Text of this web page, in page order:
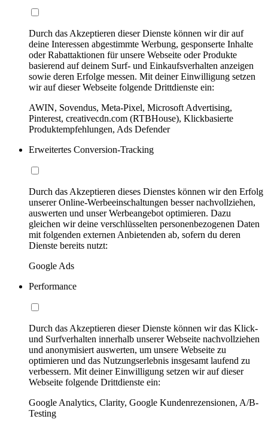
Durch das Akzeptieren dieser Dienste können wir dir auf
deine Interessen abgestimmte Werbung, gesponserte Inhalte
oder Rabattaktionen für unsere Webseite oder Produkte
basierend auf deinem Surf- und Einkaufsverhalten anzeigen
sowie deren Erfolge messen. Mit deiner Einwilligung setzen
wir auf dieser Webseite folgende Drittdienste ein:
AWIN, Sovendus, Meta-Pixel, Microsoft Advertising,
Pinterest, creativecdn.com (RTBHouse), Klickbasierte
Produktempfehlungen, Ads Defender
Erweitertes Conversion-Tracking
Durch das Akzeptieren dieses Dienstes können wir den Erfolg
unserer Online-Werbeeinschaltungen besser nachvollziehen,
auswerten und unser Werbeangebot optimieren. Dazu
gleichen wir deine verschlüsselten personenbezogenen Daten
mit folgenden externen Anbietenden ab, sofern du deren
Dienste bereits nutzt:
Google Ads
Performance
Durch das Akzeptieren dieser Dienste können wir das Klick-
und Surfverhalten innerhalb unserer Webseite nachvollziehen
und anonymisiert auswerten, um unsere Webseite zu
optimieren und das Nutzungserlebnis insgesamt laufend zu
verbessern. Mit deiner Einwilligung setzen wir auf dieser
Webseite folgende Drittdienste ein:
Google Analytics, Clarity, Google Kundenrezensionen, A/B-
Testing